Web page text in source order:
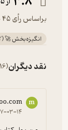
براساس رأی 45 مخاطب
انگیزه‌بخش 🚀(
نقد دیگران(16 نقد)
m
۱۳۹۷-